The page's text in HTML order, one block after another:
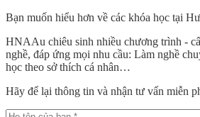
Bạn muốn hiểu hơn về các khóa học tại
HNAAu chiêu sinh nhiều chương trình -
nghề, đáp ứng mọi nhu cầu: Làm nghề
học theo sở thích cá nhân…
Hãy để lại thông tin và nhận tư vấn miễn